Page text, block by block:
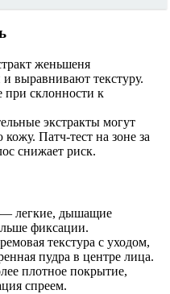
женьшеня
выравнивают текстуру.
склонности к
экстракты могут
Патч‑тест на зоне за
снижает риск.
— легкие, дышащие
фиксации.
текстура с уходом,
пудра в центре лица.
плотное покрытие,
спреем.